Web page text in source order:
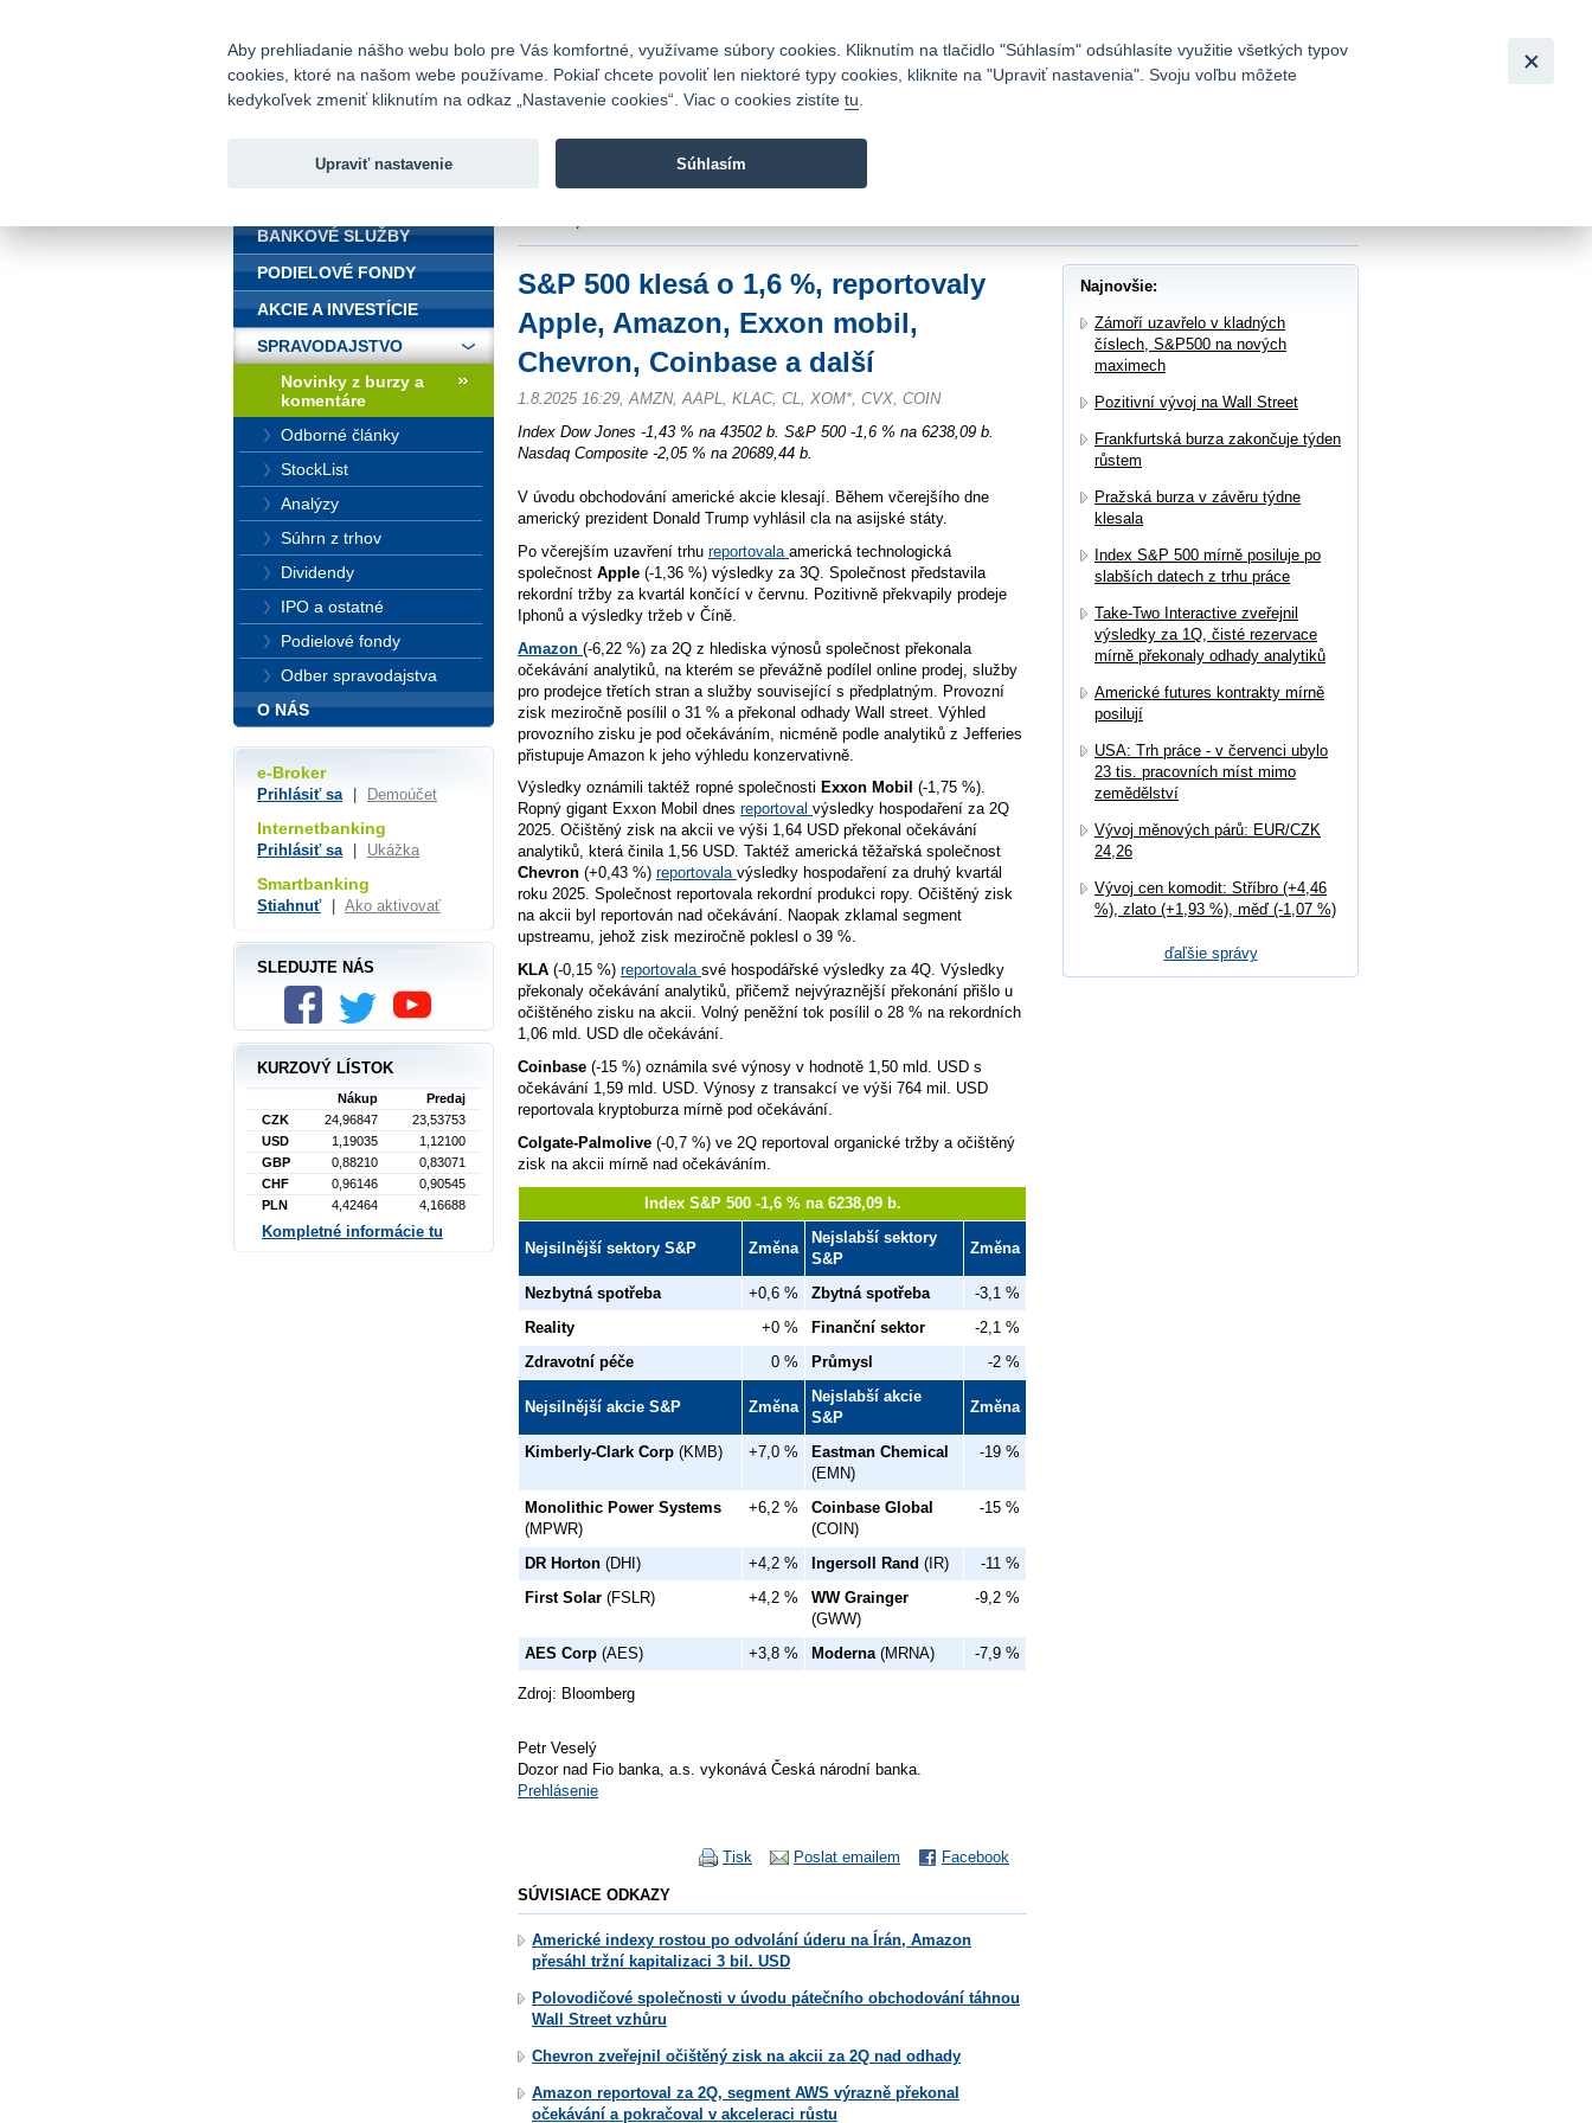
Fio banka
Fio banka sa zameriava na poskytovanie bežných bankových
S&P 500 klesá o 1,6 %, reportovaly
Apple, Amazon, Exxon mobil,
Chevron, Coinbase a další
1.8.2025 16:29, AMZN, AAPL, KLAC, CL, XOM*, CVX, COIN
Index Dow Jones -1,43 % na 43502 b. S&P 500 -1,6 % na 6238,09 b.
Nasdaq Composite -2,05 % na 20689,44 b.
V úvodu obchodování americké akcie klesají. Během včerejšího dne
americký prezident Donald Trump vyhlásil cla na asijské státy.
Po včerejším uzavření trhu reportovala americká technologická
společnost Apple (-1,36 %) výsledky za 3Q. Společnost představila
rekordní tržby za kvartál končící v červnu. Pozitivně překvapily prodeje
Iphonů a výsledky tržeb v Číně.
Amazon (-6,22 %) za 2Q z hlediska výnosů společnost překonala
očekávání analytiků, na kterém se převážně podílel online prodej, služby
pro prodejce třetích stran a služby související s předplatným. Provozní
zisk meziročně posílil o 31 % a překonal odhady Wall street. Výhled
provozního zisku je pod očekáváním, nicméně podle analytiků z Jefferies
přistupuje Amazon k jeho výhledu konzervativně.
Výsledky oznámili taktéž ropné společnosti Exxon Mobil (-1,75 %).
Ropný gigant Exxon Mobil dnes reportoval výsledky hospodaření za 2Q
2025. Očištěný zisk na akcii ve výši 1,64 USD překonal očekávání
analytiků, která činila 1,56 USD. Taktéž americká těžařská společnost
Chevron (+0,43 %) reportovala výsledky hospodaření za druhý kvartál
roku 2025. Společnost reportovala rekordní produkci ropy. Očištěný zisk
na akcii byl reportován nad očekávání. Naopak zklamal segment
upstreamu, jehož zisk meziročně poklesl o 39 %.
KLA (-0,15 %) reportovala své hospodářské výsledky za 4Q. Výsledky
překonaly očekávání analytiků, přičemž nejvýraznější překonání přišlo u
očištěného zisku na akcii. Volný peněžní tok posílil o 28 % na rekordních
1,06 mld. USD dle očekávání.
Coinbase (-15 %) oznámila své výnosy v hodnotě 1,50 mld. USD s
očekávání 1,59 mld. USD. Výnosy z transakcí ve výši 764 mil. USD
reportovala kryptoburza mírně pod očekávání.
Colgate-Palmolive (-0,7 %) ve 2Q reportoval organické tržby a očištěný
zisk na akcii mírně nad očekáváním.
Index S&P 500 -1,6 % na 6238,09 b.
Nejsilnější sektory S&P Změna
Nejslabší sektory
S&P
Změna
Nezbytná spotřeba +0,6 % Zbytná spotřeba
-3,1 %
Reality
+0 % Finanční sektor
-2,1 %
Zdravotní péče
0 % Průmysl -2 %
Nejsilnější akcie S&P Změna
Nejslabší akcie
S&P
Změna
Kimberly-Clark Corp (KMB) +7,0 %
Eastman Chemical
(EMN)
-19 %
Monolithic Power Systems
(MPWR)
+6,2 %
Coinbase Global
(COIN)
-15 %
DR Horton (DHI) +4,2 % Ingersoll Rand (IR)
-11 %
First Solar (FSLR) +4,2 %
WW Grainger
(GWW)
-9,2 %
AES Corp (AES) +3,8 % Moderna(MRNA) -7,9 %
Zdroj: Bloomberg
Petr Veselý
Dozor nad Fio banka, a.s. vykonává Česká národní banka.
Prehlásenie
Facebook
Poslat emailem
Tisk
SÚVISIACE ODKAZY
Americké indexy rostou po odvolání úderu na Írán, Amazon
přesáhl tržní kapitalizaci 3 bil. USD
Polovodičové společnosti v úvodu pátečního obchodování táhnou
Wall Street vzhůru
Chevron zveřejnil očištěný zisk na akcii za 2Q nad odhady
Amazon reportoval za 2Q, segment AWS výrazně překonal
očekávání a pokračoval v akceleraci růstu
Najnovšie:
Zámoří uzavřelo v kladných
číslech, S&P500 na nových
maximech
Pozitivní vývoj na Wall Street
Frankfurtská burza zakončuje týden
růstem
Pražská burza v závěru týdne
klesala
Index S&P 500 mírně posiluje po
slabších datech z trhu práce
Take-Two Interactive zveřejnil
výsledky za 1Q, čisté rezervace
mírně překonaly odhady analytiků
Americké futures kontrakty mírně
posilují
USA: Trh práce - v červenci ubylo
23 tis. pracovních míst mimo
zemědělství
Vývoj měnových párů: EUR/CZK
24,26
Vývoj cen komodit: Stříbro (+4,46
%), zlato (+1,93 %), měď (-1,07 %)
ďaľšie správy
BANKOVÉ SLUŽBY
PODIELOVÉ FONDY
AKCIE A INVESTÍCIE
SPRAVODAJSTVO
Novinky z burzy a
komentáre
Odborné články
StockList
Analýzy
Súhrn z trhov
Dividendy
IPO a ostatné
Podielové fondy
Odber spravodajstva
O NÁS
e-Broker
Prihlásiť sa Demoúčet
Internetbanking
Prihlásiť sa Ukážka
Smartbanking
Stiahnuť Ako aktivovať
SLEDUJTE NÁS
KURZOVÝ LÍSTOK
Nákup
Predaj
CZK
24,96847
23,53753
USD
1,19035
1,12100
GBP
0,88210
0,83071
CHF
0,96146
0,90545
PLN
4,42464 4,16688
Kompletné informácie tu
Aby prehliadanie nášho webu bolo pre Vás komfortné, využívame súbory cookies. Kliknutím na tlačidlo "Súhlasím" odsúhlasíte využitie všetkých typov
cookies, ktoré na našom webe používame. Pokiaľ chcete povoliť len niektoré typy cookies, kliknite na "Upraviť nastavenia". Svoju voľbu môžete
kedykoľvek zmeniť kliknutím na odkaz „Nastavenie cookies“. Viac o cookies zistíte tu
Upraviť nastavenie Súhlasím